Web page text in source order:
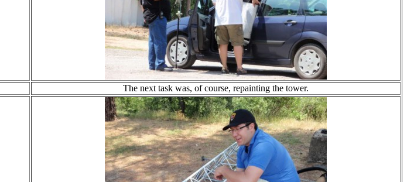
The next task was, of course, repainting the tower.